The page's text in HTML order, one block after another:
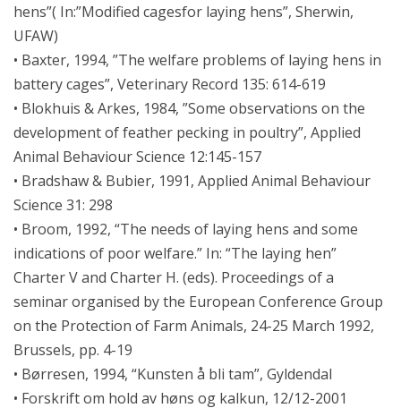
hens”( In:”Modified cagesfor laying hens”, Sherwin,
UFAW)
• Baxter, 1994, ”The welfare problems of laying hens in
battery cages”, Veterinary Record 135: 614-619
• Blokhuis & Arkes, 1984, ”Some observations on the
development of feather pecking in poultry”, Applied
Animal Behaviour Science 12:145-157
• Bradshaw & Bubier, 1991, Applied Animal Behaviour
Science 31: 298
• Broom, 1992, “The needs of laying hens and some
indications of poor welfare.” In: “The laying hen”
Charter V and Charter H. (eds). Proceedings of a
seminar organised by the European Conference Group
on the Protection of Farm Animals, 24-25 March 1992,
Brussels, pp. 4-19
• Børresen, 1994, “Kunsten å bli tam”, Gyldendal
• Forskrift om hold av høns og kalkun, 12/12-2001